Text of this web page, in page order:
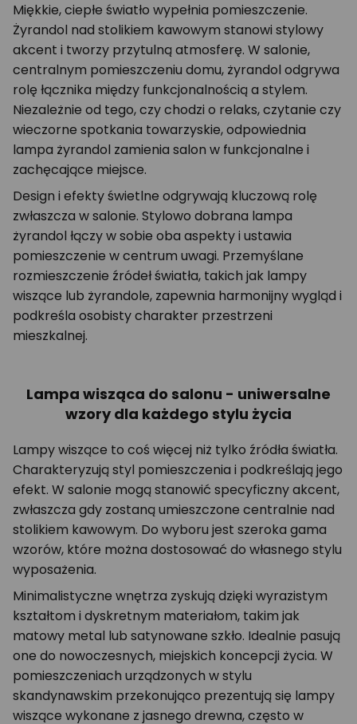
Miękkie, ciepłe światło wypełnia pomieszczenie.
Żyrandol nad stolikiem kawowym stanowi stylowy
akcent i tworzy przytulną atmosferę. W salonie,
centralnym pomieszczeniu domu, żyrandol odgrywa
rolę łącznika między funkcjonalnością a stylem.
Niezależnie od tego, czy chodzi o relaks, czytanie czy
wieczorne spotkania towarzyskie, odpowiednia
lampa żyrandol zamienia salon w funkcjonalne i
zachęcające miejsce.
Design i efekty świetlne odgrywają kluczową rolę
zwłaszcza w salonie. Stylowo dobrana lampa
żyrandol łączy w sobie oba aspekty i ustawia
pomieszczenie w centrum uwagi. Przemyślane
rozmieszczenie źródeł światła, takich jak lampy
wiszące lub żyrandole, zapewnia harmonijny wygląd i
podkreśla osobisty charakter przestrzeni
mieszkalnej.
Lampa wisząca do salonu - uniwersalne
wzory dla każdego stylu życia
Lampy wiszące to coś więcej niż tylko źródła światła.
Charakteryzują styl pomieszczenia i podkreślają jego
efekt. W salonie mogą stanowić specyficzny akcent,
zwłaszcza gdy zostaną umieszczone centralnie nad
stolikiem kawowym. Do wyboru jest szeroka gama
wzorów, które można dostosować do własnego stylu
wyposażenia.
Minimalistyczne wnętrza zyskują dzięki wyrazistym
kształtom i dyskretnym materiałom, takim jak
matowy metal lub satynowane szkło. Idealnie pasują
one do nowoczesnych, miejskich koncepcji życia. W
pomieszczeniach urządzonych w stylu
skandynawskim przekonująco prezentują się lampy
wiszące wykonane z jasnego drewna, często w